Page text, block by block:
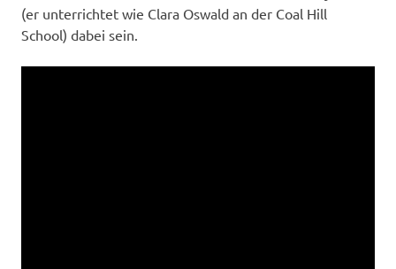
(er unterrichtet wie Clara Oswald an der Coal Hill
School) dabei sein.